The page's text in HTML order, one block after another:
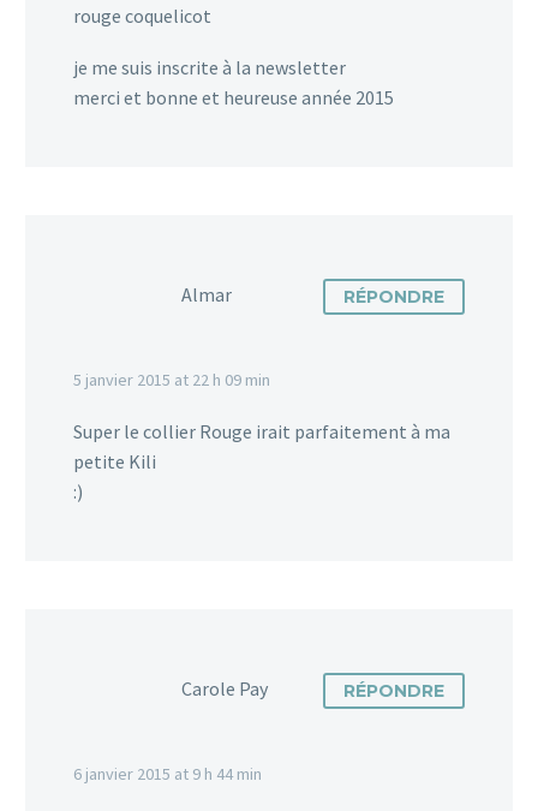
rouge coquelicot
je me suis inscrite à la newsletter
merci et bonne et heureuse année 2015
Almar
5 janvier 2015 at 22 h 09 min
RÉPONDRE
Super le collier Rouge irait parfaitement à ma
petite Kili
:)
Carole Pay
6 janvier 2015 at 9 h 44 min
RÉPONDRE